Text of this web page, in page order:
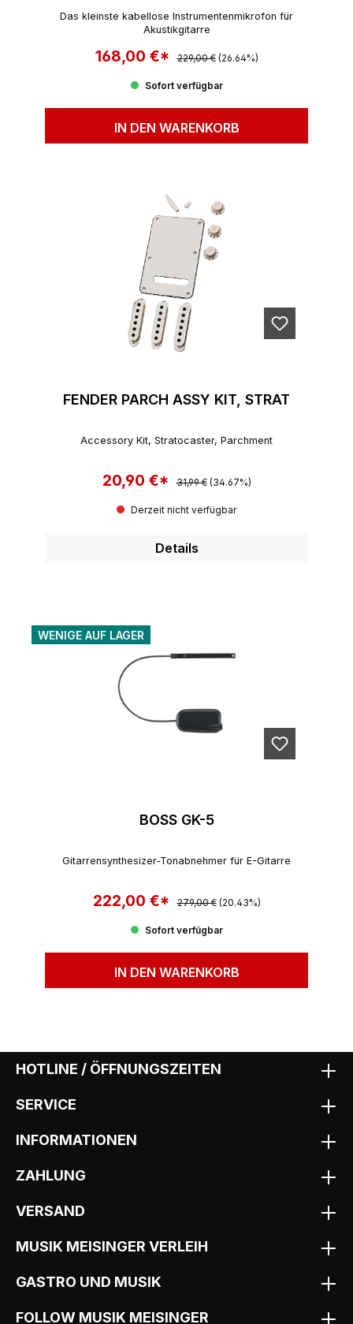
Das kleinste kabellose Instrumentenmikrofon für
Akustikgitarre
Verkaufspreis:
168,00 €* Regulärer Preis:
229,00 € (26.64%)
Sofort verfügbar
IN DEN WARENKORB
FENDER PARCH ASSY KIT, STRAT
Accessory Kit, Stratocaster, Parchment
Verkaufspreis:
20,90 €* Regulärer Preis:
31,99 € (34.67%)
Derzeit nicht verfügbar
Details
WENIGE AUF LAGER
BOSS GK-5
Gitarrensynthesizer-Tonabnehmer für E-Gitarre
Verkaufspreis:
222,00 €* Regulärer Preis:
279,00 € (20.43%)
Sofort verfügbar
IN DEN WARENKORB
HOTLINE / ÖFFNUNGSZEITEN
SERVICE
INFORMATIONEN
ZAHLUNG
VERSAND
MUSIK MEISINGER VERLEIH
GASTRO UND MUSIK
FOLLOW MUSIK MEISINGER